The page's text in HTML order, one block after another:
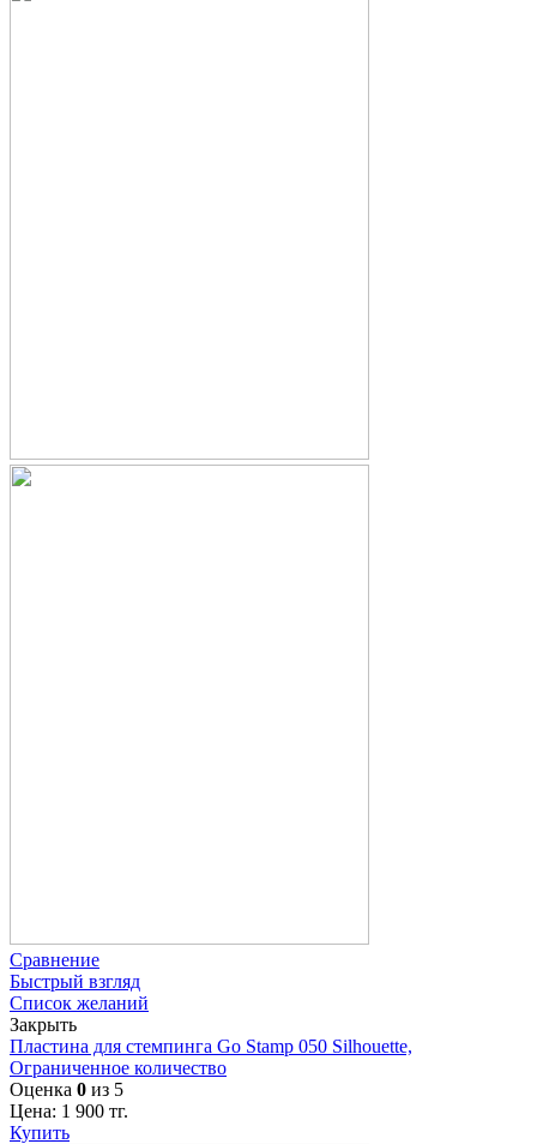
Сравнение
Быстрый взгляд
Список желаний
Закрыть
Пластина для стемпинга Go Stamp 050 Silhouette,
Ограниченное количество
Оценка 0 из 5
Цена: 1 900 тг.
Купить